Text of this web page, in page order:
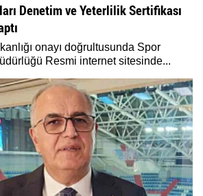
Denetim ve Yeterlilik Sertifikası
onayı doğrultusunda Spor
Resmi internet sitesinde...